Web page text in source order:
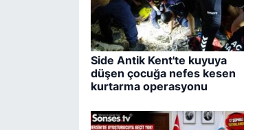
Side Antik Kent'te kuyuya
düşen çocuğa nefes kesen
kurtarma operasyonu